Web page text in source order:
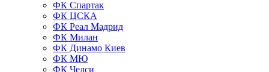
ФК Спартак
ФК ЦСКА
ФК Реал Мадрид
ФК Милан
ФК Динамо Киев
ФК МЮ
ФК Челси